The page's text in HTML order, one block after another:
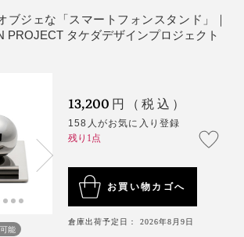
側面がツヤ消しの「ブラスト仕上げ」
仕上げ」。ひとつの立体に2種類の仕
させるのは、高い技術があってこそな
つの半球を溶接して磨き上げた」とい
。どんなに目を凝らしても、継ぎ目が
の研磨技術！
ブジェな「スマートフォンスタンド」｜
PROJECT タケダデザインプロジェクト
能
13,200 円（税込）
158人がお気に入り登録
残り1点
お買い物カゴへ
倉庫出荷予定日： 2026年8月9日